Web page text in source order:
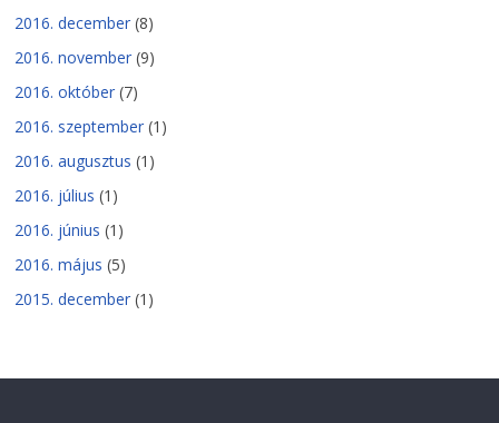
2016. december (8)
2016. november (9)
2016. október (7)
2016. szeptember (1)
2016. augusztus (1)
2016. július (1)
2016. június (1)
2016. május (5)
2015. december (1)